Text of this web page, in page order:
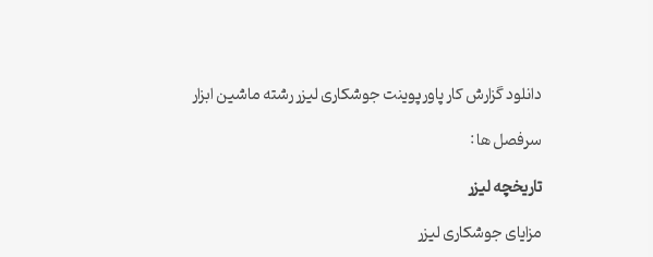
دانلود گزارش کار پاورپوینت جوشکاری لیزر رشته ماشین ابزار
سرفصل ها :
تاريخچه ليزر
مزایای جوشکاری لیزر